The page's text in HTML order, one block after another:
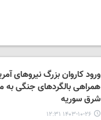
ورود کاروان بزرگ نیروهای
همراهی بالگردهای جنگی به
شرق سوریه
۱۴۰۳-۱۰-۲۶ ۱۲:۳۱